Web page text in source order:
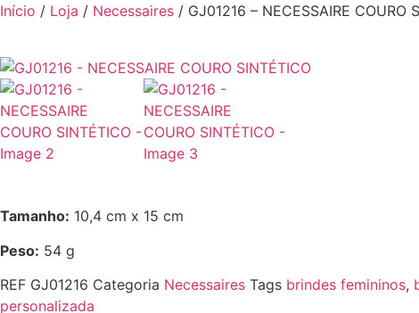
Início / Loja / Necessaires / GJ01216 – NECESSAIRE COURO
Tamanho: 10,4 cm x 15 cm
Peso: 54 g
REF GJ01216 Categoria Necessaires Tags brindes femininos,
personalizada